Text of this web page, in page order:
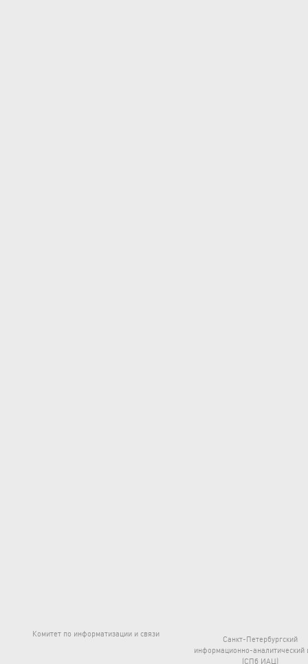
Комитет по информатизации и связи
Санкт-Петербургский
информационно-аналитический
(СПб ИАЦ)